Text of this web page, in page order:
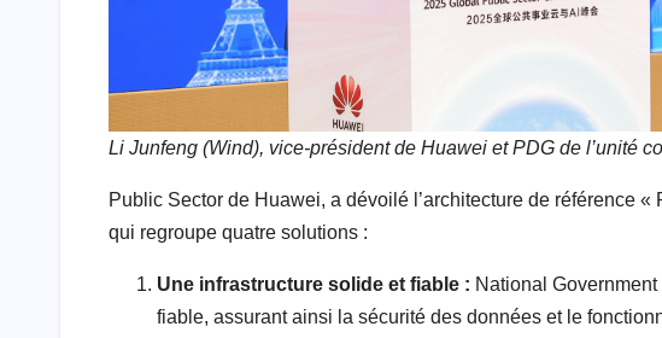
Li Junfeng (Wind), vice-président de Huawei et PDG de l’unité
Public Sector de Huawei, a dévoilé l’architecture de référence
qui regroupe quatre solutions :
Une infrastructure solide et fiable : National
fiable, assurant ainsi la sécurité des données et le